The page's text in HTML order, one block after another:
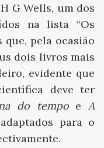
G Wells, um dos
na lista “Os
que, pela ocasião
dois livros mais
evidente que
deve ter
do tempoeA
para o